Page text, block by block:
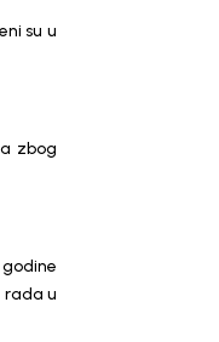
su u
zbog
rada u